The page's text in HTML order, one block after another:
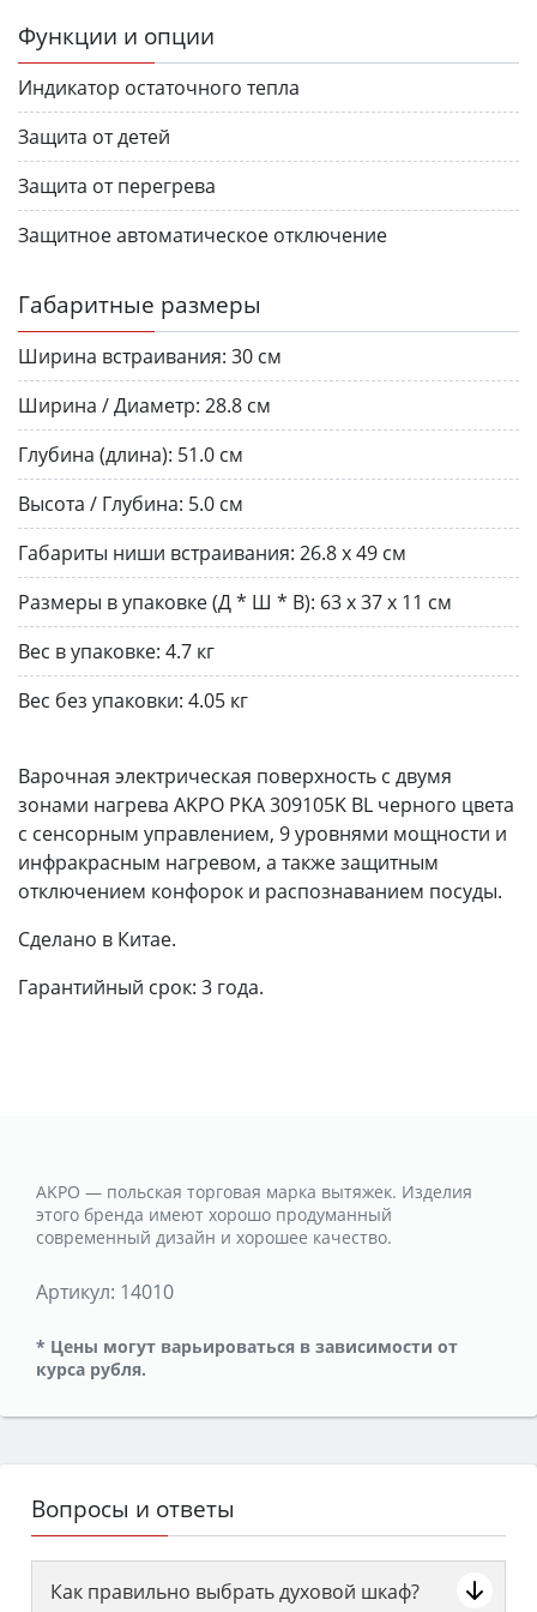
Функции и опции
Индикатор остаточного тепла
Защита от детей
Защита от перегрева
Защитное автоматическое отключение
Габаритные размеры
Ширина встраивания: 30 см
Ширина / Диаметр: 28.8 см
Глубина (длина): 51.0 см
Высота / Глубина: 5.0 см
Габариты ниши встраивания: 26.8 х 49 см
Размеры в упаковке (Д * Ш * В): 63 х 37 х 11 см
Вес в упаковке: 4.7 кг
Вес без упаковки: 4.05 кг
Варочная электрическая поверхность с двумя
зонами нагрева AKPO PKA 309105K BL черного цвета
с сенсорным управлением, 9 уровнями мощности и
инфракрасным нагревом, а также защитным
отключением конфорок и распознаванием посуды.
Сделано в Китае.
Гарантийный срок: 3 года.
AKPO — польская торговая марка вытяжек. Изделия
этого бренда имеют хорошо продуманный
современный дизайн и хорошее качество.
Артикул: 14010
* Цены могут варьироваться в зависимости от
курса рубля.
Вопросы и ответы
Как правильно выбрать духовой шкаф?